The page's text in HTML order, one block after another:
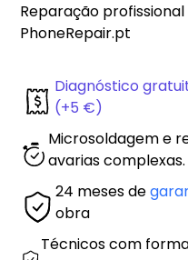
Reparação
PhoneRepair.pt
Diagnóstico
(+5 €)
Microsoldagem e
avarias complexas.
24 meses de
obra
Técnicos com